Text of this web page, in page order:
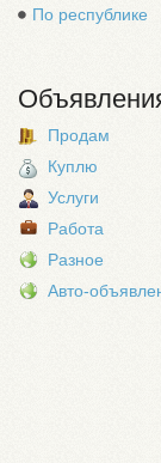
По республике
Продам
Куплю
Услуги
Работа
Разное
Авто-